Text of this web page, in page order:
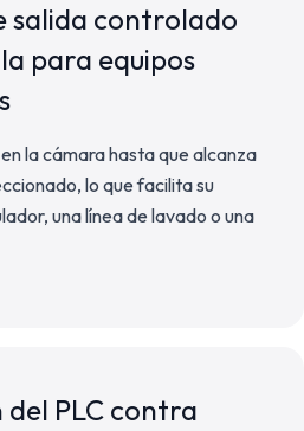
salida controlado
para equipos
la cámara hasta que alcanza
lo que facilita su
una línea de lavado o una
PLC contra